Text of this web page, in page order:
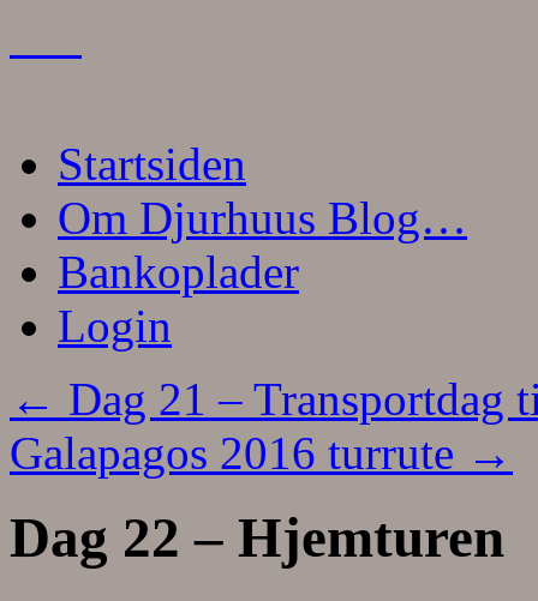
to
contentStartsiden
Om Djurhuus Blog…
Bankoplader
Login
← Dag 21 – Transportdag
Galapagos 2016 turrute →
Dag 22 – Hjemturen